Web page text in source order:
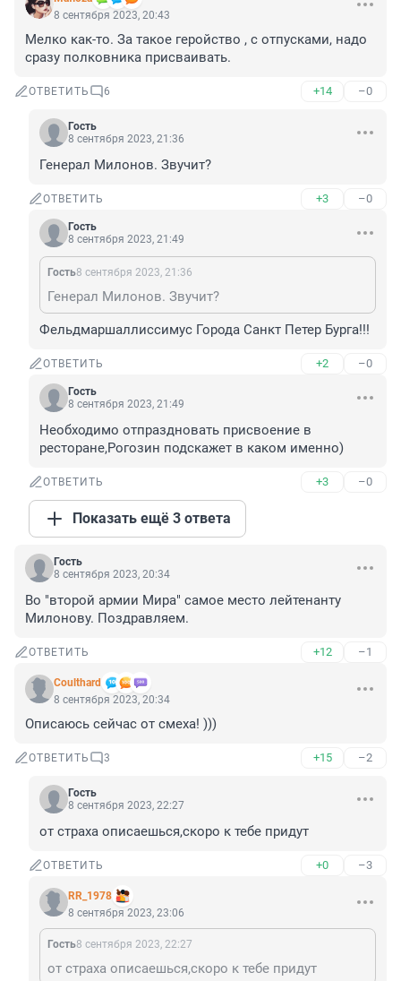
8 сентября 2023, 20:43
Мелко как-то. За такое геройство , с отпусками, надо
сразу полковника присваивать.
ОТВЕТИТЬ 6 +14 –0
Гость
8 сентября 2023, 21:36
Генерал Милонов. Звучит?
ОТВЕТИТЬ +3 –0
Гость
8 сентября 2023, 21:49
Гость8 сентября 2023, 21:36
Генерал Милонов. Звучит?
Фельдмаршаллиссимус Города Санкт Петер Бурга!!!
ОТВЕТИТЬ +2 –0
Гость
8 сентября 2023, 21:49
Необходимо отпраздновать присвоение в
ресторане,Рогозин подскажет в каком именно)
ОТВЕТИТЬ +3 –0
Показать ещё 3 ответа
Гость
8 сентября 2023, 20:34
Во "второй армии Мира" самое место лейтенанту
Милонову. Поздравляем.
ОТВЕТИТЬ +12 –1
Coulthard
8 сентября 2023, 20:34
Описаюсь сейчас от смеха! )))
ОТВЕТИТЬ 3 +15 –2
Гость
8 сентября 2023, 22:27
от страха описаешься,скоро к тебе придут
ОТВЕТИТЬ +0 –3
RR_1978
8 сентября 2023, 23:06
Гость8 сентября 2023, 22:27
от страха описаешься,скоро к тебе придут